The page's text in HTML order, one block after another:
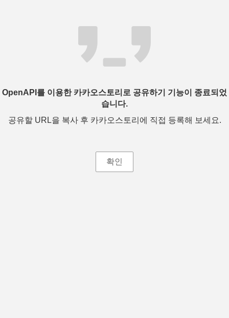
OpenAPI를 이용한 카카오스토리로 공유하기 기능이 종료되었
습니다.
공유할 URL을 복사 후 카카오스토리에 직접 등록해 보세요.
확인